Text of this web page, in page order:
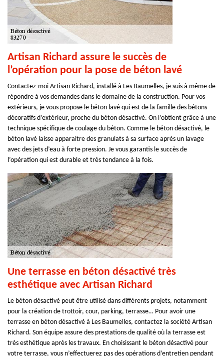
Artisan Richard assure le succès de
l’opération pour la pose de béton lavé
Contactez-moi Artisan Richard, installé à Les Baumelles, je suis à même de
répondre à vos demandes dans le domaine de la construction. Pour vos
extérieurs, je vous propose le béton lavé qui est de la famille des bétons
décoratifs d’extérieur, proche du béton désactivé. On l’obtient grâce à une
technique spécifique de coulage du béton. Comme le béton désactivé, le
béton lavé laisse apparaitre des granulats à sa surface après un lavage
avec des jets d’eau à forte pression. Je vous garantis le succès de
l’opération qui est durable et très tendance à la fois.
Une terrasse en béton désactivé très
esthétique avec Artisan Richard
Le béton désactivé peut être utilisé dans différents projets, notamment
pour la création de trottoir, cour, parking, terrasse… Pour avoir une
terrasse en béton désactivé à Les Baumelles, contactez la société Artisan
Richard. Son équipe assure des prestations de qualité où la terrasse est
très esthétique après les travaux. En choisissant le béton désactivé pour
votre terrasse, vous n’effectuerez pas des opérations d’entretien pendant